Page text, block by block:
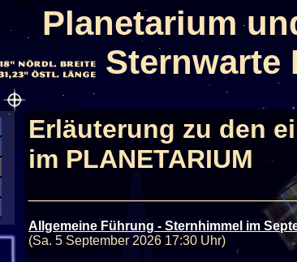
Planetarium
Sternwarte
Erläuterung zu den
im PLANETARIUM
Allgemeine Führung - Sternhimmel im
(Sa. 5 September 2026 17:30 Uhr)